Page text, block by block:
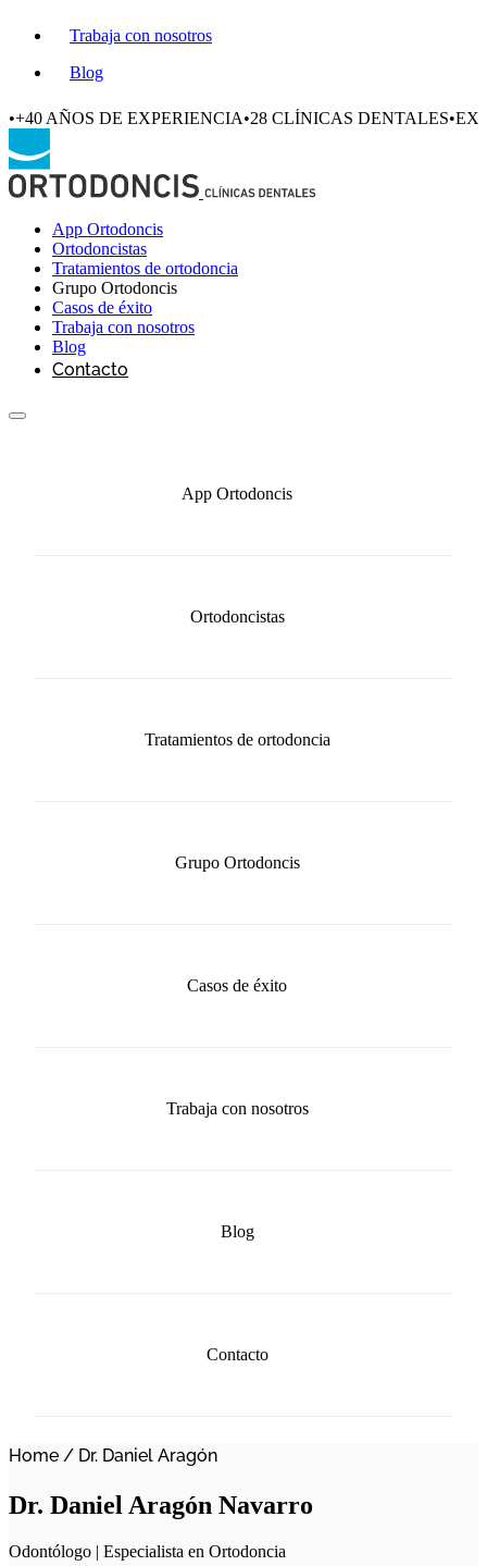
Trabaja con nosotros
Blog
•+40 AÑOS DE EXPERIENCIA•28 CLÍNICAS DENTALES•
App Ortodoncis
Ortodoncistas
Tratamientos de ortodoncia
Grupo Ortodoncis
Casos de éxito
Trabaja con nosotros
Blog
Contacto
App Ortodoncis
Ortodoncistas
Tratamientos de ortodoncia
Grupo Ortodoncis
Casos de éxito
Trabaja con nosotros
Blog
Contacto
Home / Dr. Daniel Aragón
Dr. Daniel Aragón Navarro
Odontólogo | Especialista en Ortodoncia